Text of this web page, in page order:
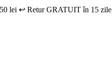
lei ↩️ Retur GRATUIT în 15 zile